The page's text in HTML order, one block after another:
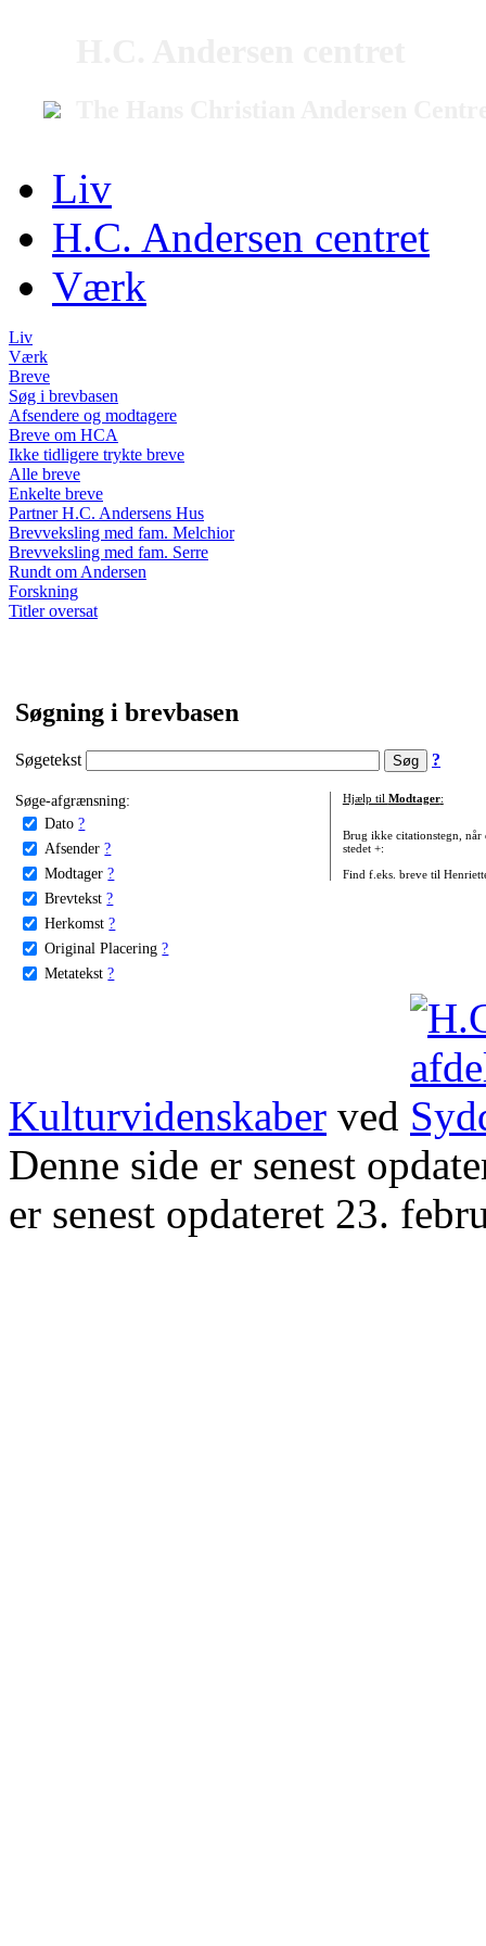
Liv
H.C. Andersen centret
Værk
Liv
Værk
Breve
Søg i brevbasen
Afsendere og modtagere
Breve om HCA
Ikke tidligere trykte breve
Alle breve
Enkelte breve
Partner H.C. Andersens Hus
Brevveksling med fam. Melchior
Brevveksling med fam. Serre
Rundt om Andersen
Forskning
Titler oversat
Søgning i brevbasen
Søgetekst ?
Søge-afgrænsning:
Dato ?
Afsender ?
Modtager ?
Brevtekst ?
Herkomst ?
Original Placering ?
Metatekst ?
Hjælp til Modtager:
Brug ikke citationstegn, når
stedet +:
Find f.eks. breve til
Kulturvidenskaber ved
Denne side er senest
er senest opdateret 23.